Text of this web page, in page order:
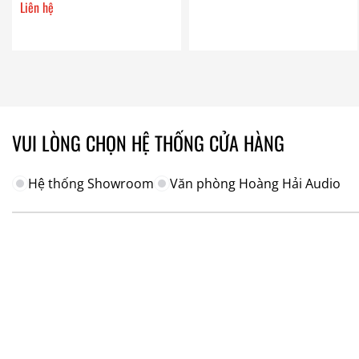
Liên hệ
VUI LÒNG CHỌN HỆ THỐNG CỬA HÀNG
Hệ thống Showroom Văn phòng Hoàng Hải Audio